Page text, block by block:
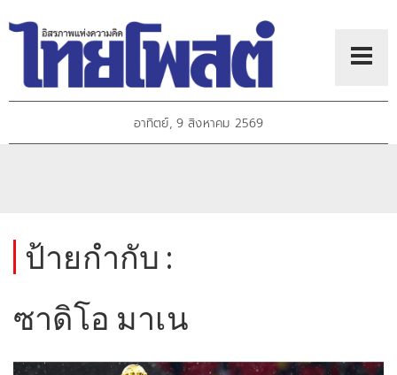
อาทิตย์, 9 สิงหาคม 2569
ป้ายกำกับ :
ซาดิโอ มาเน